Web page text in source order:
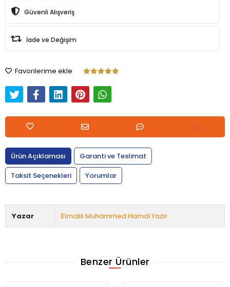
Güvenli Alışveriş
İade ve Değişim
Favorilerime ekle
Ürün Açıklaması
Garanti ve Teslimat
Taksit Seçenekleri
Yorumlar
Yazar Elmalılı Muhammed Hamdi Yazır
Benzer Ürünler